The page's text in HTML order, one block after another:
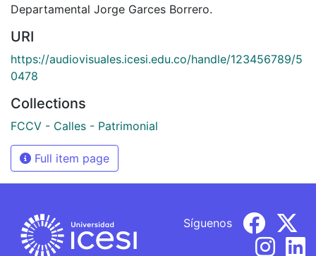
Departamental Jorge Garces Borrero.
URI
https://audiovisuales.icesi.edu.co/handle/123456789/5
0478
Collections
FCCV - Calles - Patrimonial
Full item page
Síguenos